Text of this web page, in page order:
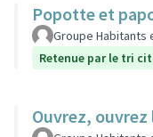
Popotte et
Groupe Habitants
Retenue par le tri
Ouvrez,